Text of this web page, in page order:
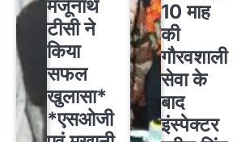
मंजूनाथ
टीसी ने
किया
सफल
खुलासा*
*एसओजी
10 माह
की
गौरवशाली
सेवा के
बाद
इंस्पेक्टर